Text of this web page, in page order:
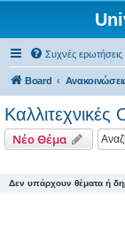
Συχνές ερωτήσεις
Board
Καλλιτεχνικές
Νέο Θέμα
Δεν υπάρχουν θέματα ή